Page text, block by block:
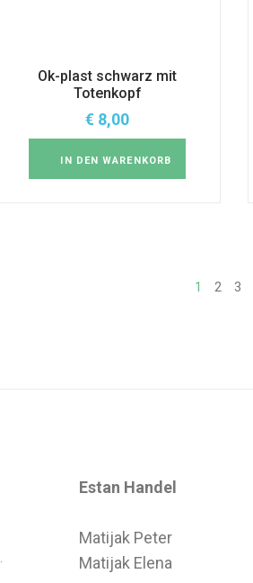
Ok-plast schwarz mit
Totenkopf
€ 8,00
IN DEN WARENKORB
1 2 3
Estan Handel
Matijak Peter
Matijak Elena